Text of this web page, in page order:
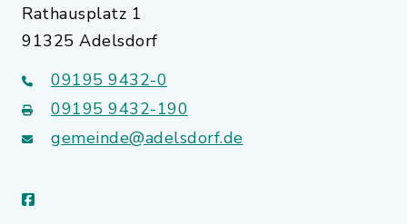
Rathausplatz 1
91325 Adelsdorf
09195 9432-0
09195 9432-190
gemeinde@adelsdorf.de
facebook